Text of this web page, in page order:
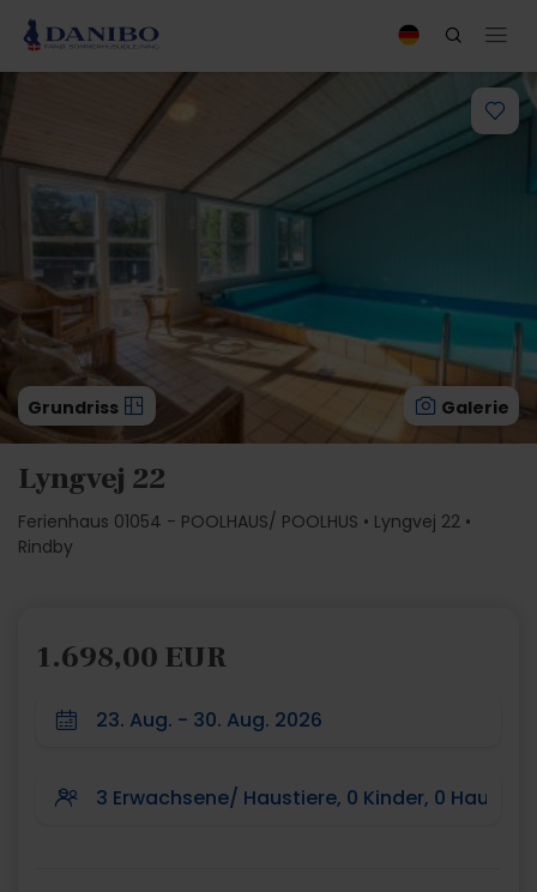
Grundriss Galerie
Lyngvej 22
Ferienhaus 01054 - POOLHAUS/ POOLHUS • Lyngvej 22 •
Rindby
1.698,00 EUR